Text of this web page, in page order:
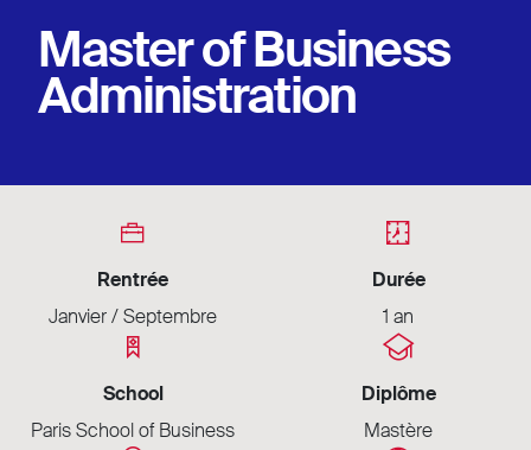
Master of Business
Administration
Rentrée
Janvier / Septembre
Durée
1 an
School
Paris School of Business
Diplôme
Mastère